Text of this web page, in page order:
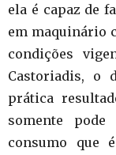
ela é capaz de
em maquinário
condições
Castoriadis, o
prática
somente
consumo que